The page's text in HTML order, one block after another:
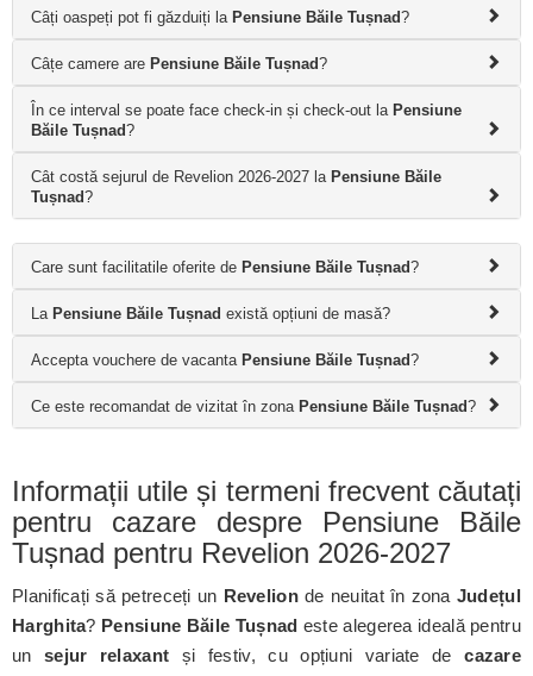
Câți oaspeți pot fi găzduiți la Pensiune Băile Tușnad?
Câțe camere are Pensiune Băile Tușnad?
În ce interval se poate face check-in și check-out la Pensiune
Băile Tușnad?
Cât costă sejurul de Revelion 2026-2027 la Pensiune Băile
Tușnad?
Care sunt facilitatile oferite de Pensiune Băile Tușnad?
La Pensiune Băile Tușnad există opțiuni de masă?
Accepta vouchere de vacanta Pensiune Băile Tușnad?
Ce este recomandat de vizitat în zona Pensiune Băile Tușnad?
Informații utile și termeni frecvent căutați
pentru cazare despre Pensiune Băile
Tușnad pentru Revelion 2026-2027
Planificați să petreceți un Revelionde neuitat în zona Județul
Harghita? Pensiune Băile Tușnad este alegerea ideală pentru
un sejur relaxant și festiv, cu opțiuni variate decazare